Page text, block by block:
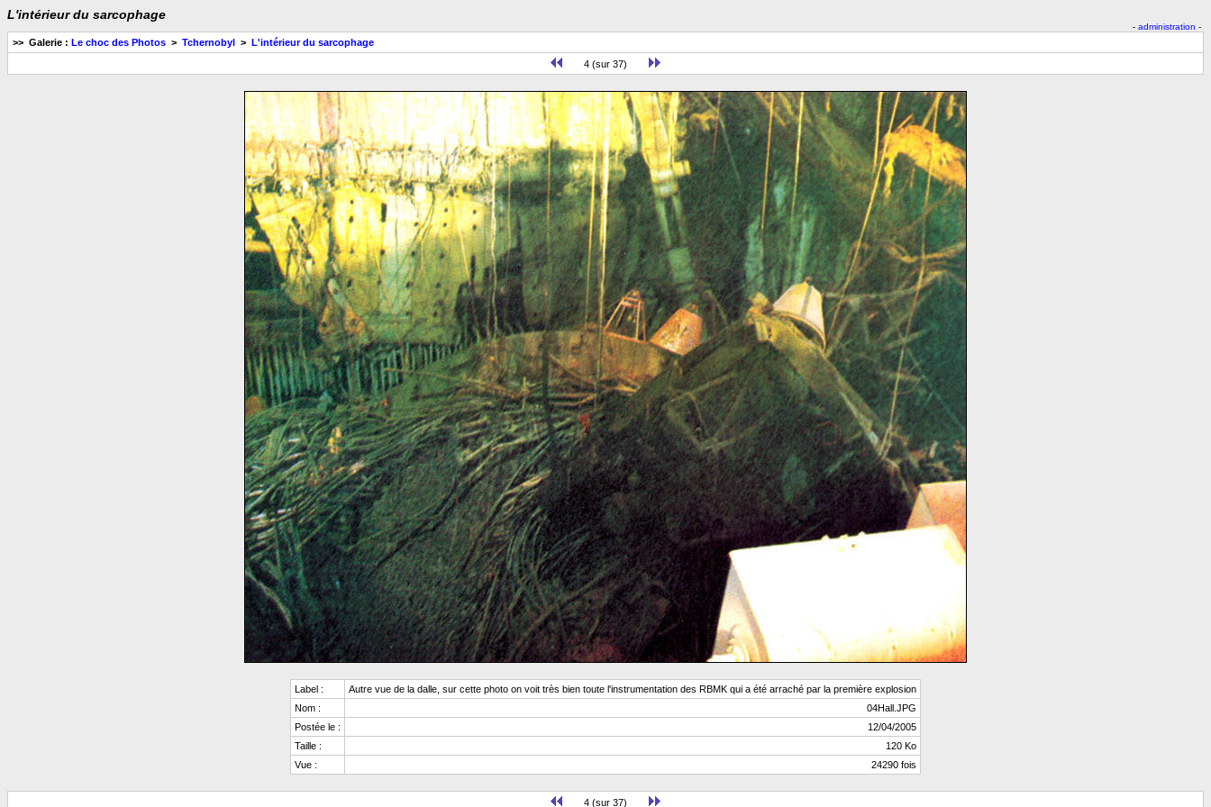
L'intérieur du sarcophage
- administration -
>> Galerie : Le choc des Photos > Tchernobyl > L'intérieur du sarcophage
4 (sur 37)
Label :
Autre vue de la dalle, sur cette photo on voit très bien toute l'instrumentation des RBMK qui a été arraché par la première explosion
Nom :
04Hall.JPG
Postée le :
12/04/2005
Taille :
120 Ko
Vue :
24290 fois
4 (sur 37)